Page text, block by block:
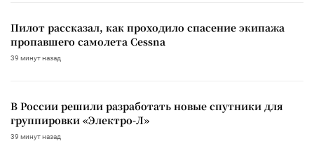
Пилот рассказал, как проходило спасение экипажа
пропавшего самолета Cessna
39 минут назад
В России решили разработать новые спутники для
группировки «Электро-Л»
39 минут назад